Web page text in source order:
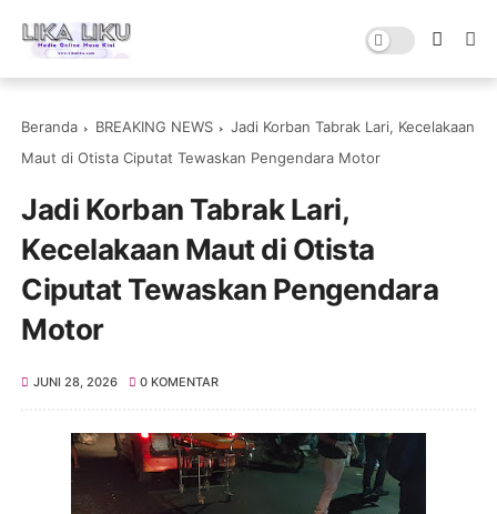
Beranda BREAKING NEWS
Jadi Korban Tabrak Lari, Kecelakaan
Maut di Otista Ciputat Tewaskan Pengendara Motor
Jadi Korban Tabrak Lari,
Kecelakaan Maut di Otista
Ciputat Tewaskan Pengendara
Motor
JUNI 28, 2026 0 KOMENTAR